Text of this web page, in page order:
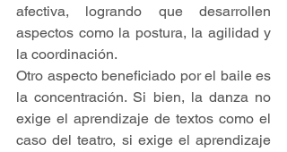
afectiva, logrando que desarrollen
aspectos como la postura, la agilidad y
la coordinación.
Otro aspecto beneficiado por el baile es
la concentración. Si bien, la danza no
exige el aprendizaje de textos como el
caso del teatro, si exige el aprendizaje